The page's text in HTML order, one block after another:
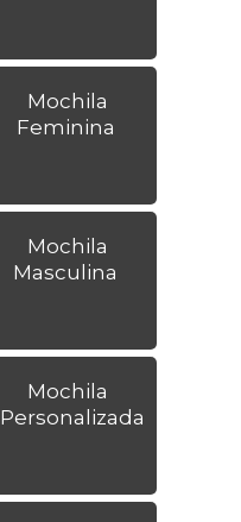
Mochila
Feminina
Mochila
Masculina
Mochila
Personalizada